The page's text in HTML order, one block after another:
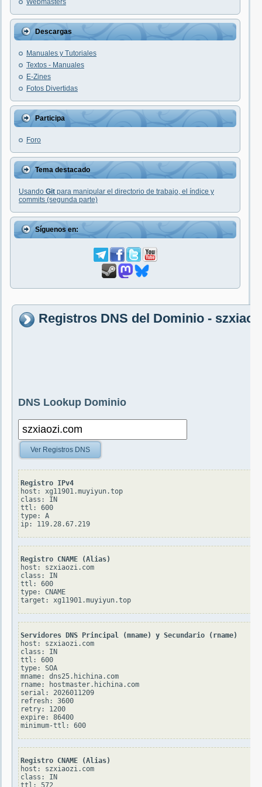
Webmasters
Descargas
Manuales y Tutoriales
Textos - Manuales
E-Zines
Fotos Divertidas
Participa
Foro
Tema destacado
Usando Git para manipular el directorio de trabajo, el índice y
commits (segunda parte)
Síguenos en:
Registros DNS del Dominio -
DNS Lookup Dominio
Ver Registros DNS
Registro IPv4
host: xg11901.muyiyun.top
class: IN
ttl: 600
type: A
Registro CNAME (Alias)
host: szxiaozi.com
class: IN
ttl: 600
type: CNAME
Servidores DNS Principal (mname) y Secundario (rname)
host: szxiaozi.com
class: IN
ttl: 600
type: SOA
mname: dns25.hichina.com
rname: hostmaster.hichina.com
serial: 2026011209
refresh: 3600
retry: 1200
expire: 86400
Registro CNAME (Alias)
host: szxiaozi.com
class: IN